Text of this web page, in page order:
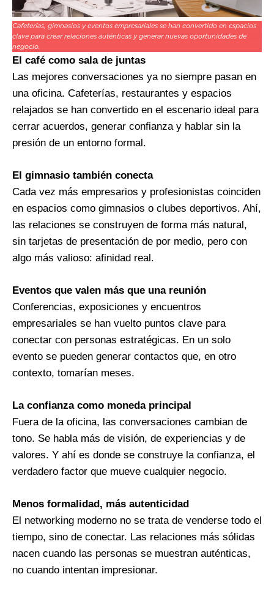
Cafeterías, gimnasios y eventos empresariales se han convertido en espacios
clave para crear relaciones auténticas y generar nuevas oportunidades de
negocio.
El café como sala de juntas
Las mejores conversaciones ya no siempre pasan en
una oficina. Cafeterías, restaurantes y espacios
relajados se han convertido en el escenario ideal para
cerrar acuerdos, generar confianza y hablar sin la
presión de un entorno formal.
El gimnasio también conecta
Cada vez más empresarios y profesionistas coinciden
en espacios como gimnasios o clubes deportivos. Ahí,
las relaciones se construyen de forma más natural,
sin tarjetas de presentación de por medio, pero con
algo más valioso: afinidad real.
Eventos que valen más que una reunión
Conferencias, exposiciones y encuentros
empresariales se han vuelto puntos clave para
conectar con personas estratégicas. En un solo
evento se pueden generar contactos que, en otro
contexto, tomarían meses.
La confianza como moneda principal
Fuera de la oficina, las conversaciones cambian de
tono. Se habla más de visión, de experiencias y de
valores. Y ahí es donde se construye la confianza, el
verdadero factor que mueve cualquier negocio.
Menos formalidad, más autenticidad
El networking moderno no se trata de venderse todo el
tiempo, sino de conectar. Las relaciones más sólidas
nacen cuando las personas se muestran auténticas,
no cuando intentan impresionar.